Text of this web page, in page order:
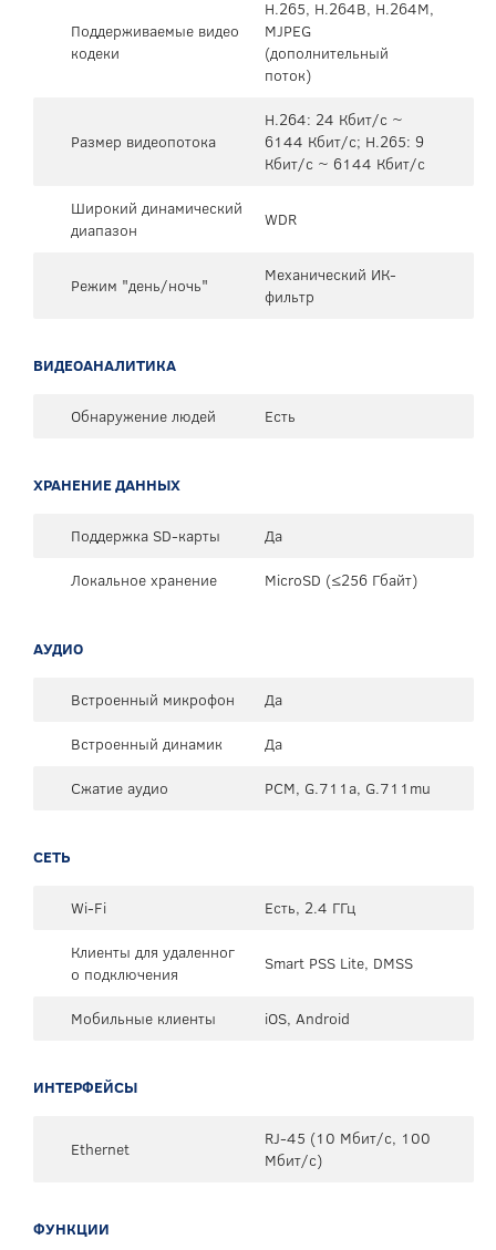
Поддерживаемые видео
кодеки
H.265, H.264B, H.264M,
MJPEG
(дополнительный
поток)
Размер видеопотока
H.264: 24 Кбит/с ~
6144 Кбит/с; H.265: 9
Кбит/с ~ 6144 Кбит/с
Широкий динамический
диапазон
WDR
Режим "день/ночь"
Механический ИК-
фильтр
ВИДЕОАНАЛИТИКА
Обнаружение людей Есть
ХРАНЕНИЕ ДАННЫХ
Поддержка SD-карты
Да
Локальное хранение
MicroSD (≤256 Гбайт)
АУДИО
Встроенный микрофон
Да
Встроенный динамик
Да
Сжатие аудио
PCM, G.711a, G.711mu
СЕТЬ
Wi-Fi
Есть, 2.4 ГГц
Клиенты для удаленног
о подключения
Smart PSS Lite, DMSS
Мобильные клиенты iOS, Android
ИНТЕРФЕЙСЫ
Ethernet
RJ-45 (10 Мбит/с, 100
Мбит/с)
ФУНКЦИИ